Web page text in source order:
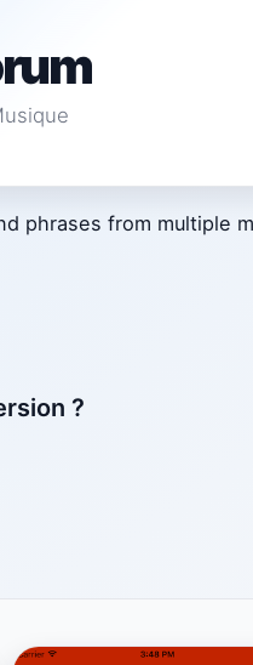
phrases from multiple
?